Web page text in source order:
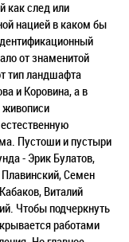
как след или
нацией в каком бы
от знаменитой
тип ландшафта
и Коровина, а в
живописи
Пустоши и пустыри
- Эрик Булатов,
Семен
Виталий
Чтобы подчеркнуть
работами